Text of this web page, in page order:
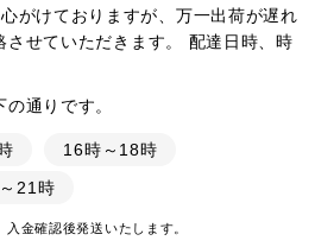
がけておりますが、万一出荷が遅れ
せていただきます。 配達日時、時
通りです。
16時～18時
21時
金確認後発送いたします。